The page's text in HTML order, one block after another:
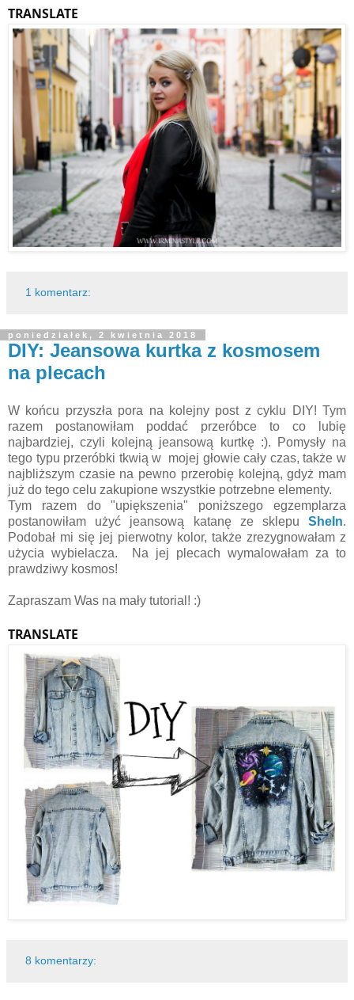
TRANSLATE
1 komentarz:
poniedziałek, 2 kwietnia 2018
DIY: Jeansowa kurtka z kosmosem
na plecach
W końcu przyszła pora na kolejny post z cyklu DIY! Tym
razem postanowiłam poddać przeróbce to co lubię
najbardziej, czyli kolejną jeansową kurtkę :). Pomysły na
tego typu przeróbki tkwią w mojej głowie cały czas, także w
najbliższym czasie na pewno przerobię kolejną, gdyż mam
już do tego celu zakupione wszystkie potrzebne elementy.
Tym razem do "upiększenia" poniższego egzemplarza
postanowiłam użyć jeansową katanę ze sklepu SheIn.
Podobał mi się jej pierwotny kolor, także zrezygnowałam z
użycia wybielacza. Na jej plecach wymalowałam za to
prawdziwy kosmos!
Zapraszam Was na mały tutorial! :)
TRANSLATE
8 komentarzy: